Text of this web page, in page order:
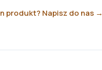
produkt? Napisz do nas →